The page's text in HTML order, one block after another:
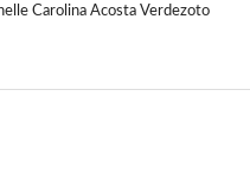
Carolina Acosta Verdezoto